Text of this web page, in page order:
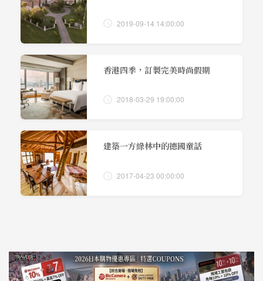
2019-09-14 14:00:00
香港四季，訂製完美時尚假期
2018-03-29 19:00:00
建築一方綠林中的德國童話
2017-04-23 00:00:00